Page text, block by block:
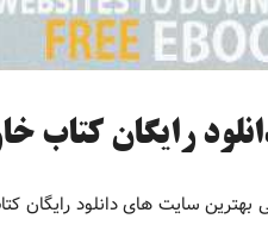
رایگان کتاب
بهترین سایت های دانلود